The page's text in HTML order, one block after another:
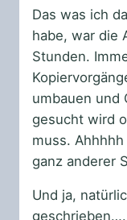
Das was ich
habe, war die
Stunden.
umbauen und
gesucht wird
muss.
ganz anderer
Und ja,
geschrieben….